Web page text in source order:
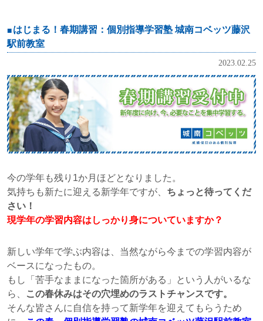
はじまる！春期講習：個別指導学習塾 城南コベッツ藤沢
駅前教室
2023.02.25
今の学年も残り1か月ほどとなりました。
気持ちも新たに迎える新学年ですが、 ちょっと待ってくだ
さい！
現学年の学習内容はしっかり身についていますか？
新しい学年で学ぶ内容は、当然ながら今までの学習内容が
ベースになったもの。
もし「苦手なままになった箇所がある」という人がいるな
ら、
この春休みはその穴埋めのラストチャンスです。
そんな皆さんに自信を持って新学年を迎えてもらうため